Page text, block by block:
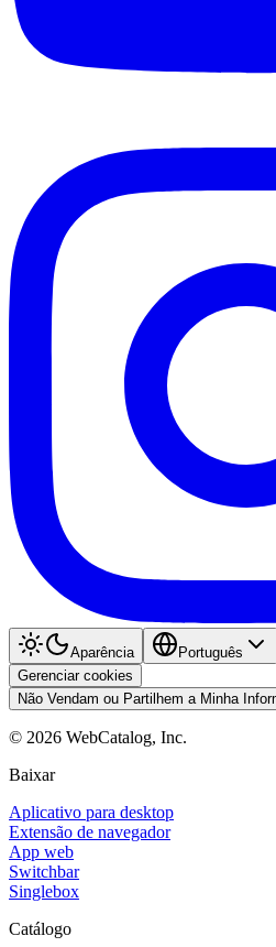
Aparência
Português
Gerenciar cookies
Não Vendam ou Partilhem a Minha
© 2026 WebCatalog, Inc.
Baixar
Aplicativo para desktop
Extensão de navegador
App web
Switchbar
Singlebox
Catálogo